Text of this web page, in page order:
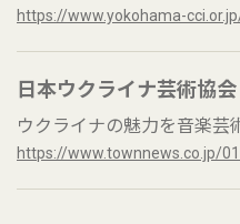
https://www.yokohama-
日本ウクライナ芸術協会
ウクライナの魅力を音楽芸
https://www.townnews.co.jp/